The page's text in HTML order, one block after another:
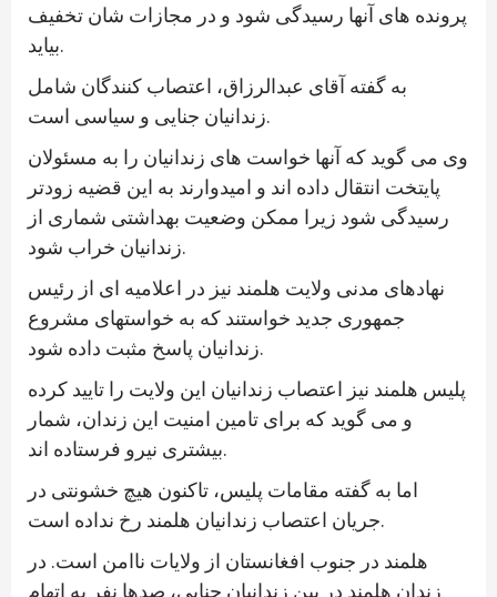
پرونده های آنها رسیدگی شود و در مجازات شان تخفیف
بیاید.
به گفته آقای عبدالرزاق، اعتصاب کنندگان شامل
زندانیان جنایی و سیاسی است.
وی می گوید که آنها خواست های زندانیان را به مسئولان
پایتخت انتقال داده اند و امیدوارند به این قضیه زودتر
رسیدگی شود زیرا ممکن وضعیت بهداشتی شماری از
زندانیان خراب شود.
نهادهای مدنی ولایت هلمند نیز در اعلامیه ای از رئیس
جمهوری جدید خواستند که به خواستهای مشروع
زندانیان پاسخ مثبت داده شود.
پلیس هلمند نیز اعتصاب زندانیان این ولایت را تایید کرده
و می گوید که برای تامین امنیت این زندان، شمار
بیشتری نیرو فرستاده اند.
اما به گفته مقامات پلیس، تاکنون هیچ خشونتی در
جریان اعتصاب زندانیان هلمند رخ نداده است.
هلمند در جنوب افغانستان از ولایات ناامن است. در
زندان هلمند در بین زندانیان جنایی، صدها نفر به اتهام